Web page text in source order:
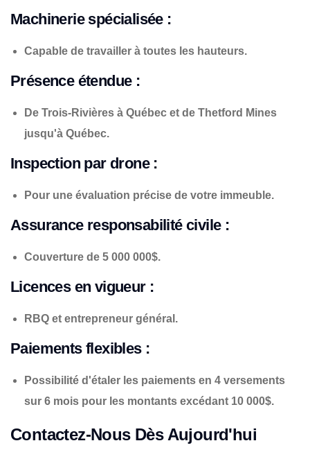
Machinerie spécialisée :
Capable de travailler à toutes les hauteurs.
Présence étendue :
De Trois-Rivières à Québec et de Thetford Mines
jusqu'à Québec.
Inspection par drone :
Pour une évaluation précise de votre immeuble.
Assurance responsabilité civile :
Couverture de 5 000 000$.
Licences en vigueur :
RBQ et entrepreneur général.
Paiements flexibles :
Possibilité d'étaler les paiements en 4 versements
sur 6 mois pour les montants excédant 10 000$.
Contactez-Nous Dès Aujourd'hui